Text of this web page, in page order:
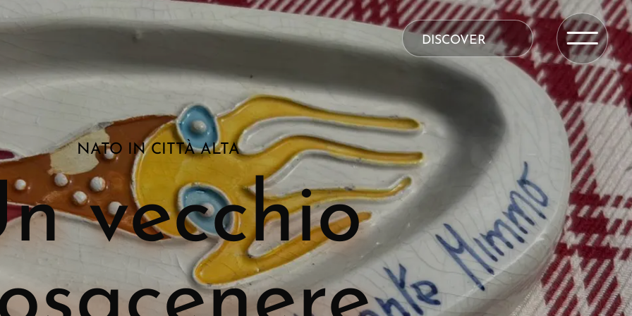
DISCOVER
NATO IN CITTÀ ALTA
vecchio